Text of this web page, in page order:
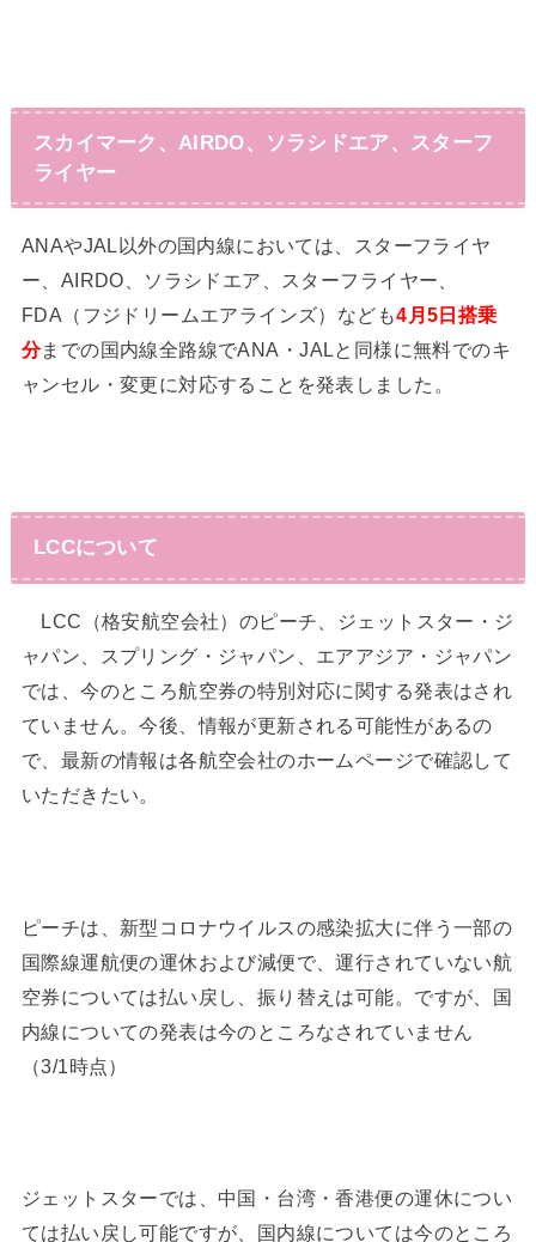
スカイマーク、AIRDO、ソラシドエア、スターフ
ライヤー
ANAやJAL以外の国内線においては、スターフライヤ
ー、AIRDO、ソラシドエア、スターフライヤー、
FDA（フジドリームエアラインズ）なども4月5日搭乗
分までの国内線全路線でANA・JALと同様に無料でのキ
ャンセル・変更に対応することを発表しました。
LCCについて
LCC（格安航空会社）のピーチ、ジェットスター・ジ
ャパン、スプリング・ジャパン、エアアジア・ジャパン
では、今のところ航空券の特別対応に関する発表はされ
ていません。今後、情報が更新される可能性があるの
で、最新の情報は各航空会社のホームページで確認して
いただきたい。
ピーチは、新型コロナウイルスの感染拡大に伴う一部の
国際線運航便の運休および減便で、運行されていない航
空券については払い戻し、振り替えは可能。ですが、国
内線についての発表は今のところなされていません
（3/1時点）
ジェットスターでは、中国・台湾・香港便の運休につい
ては払い戻し可能ですが、国内線については今のところ